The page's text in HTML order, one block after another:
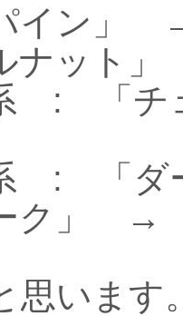
パイン
ット」
: 「チ
: 「
ーク」 →
思います